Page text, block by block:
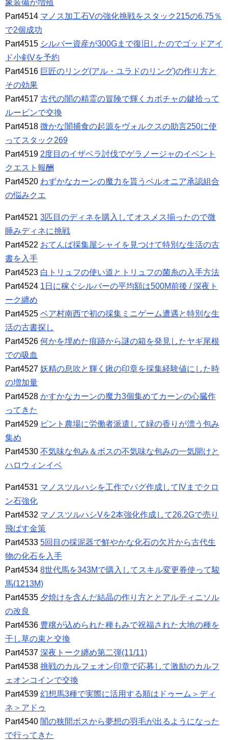
象装備が増殖
Part4514 マノス加工石Vの強化挑戦をスタック215の6.75％
で2個成功
Part4515 シルバー資産が300Gまで復旧したのでゴッドアイ
ド小剣Vを予約
Part4516 巨匠のリング(アル・ユラドのリング)の作り方と
その効果
Part4517 古代の闇の精霊の冒険で輝くカボチャの鍵拾って
ルービンで交換
Part4518 微かな闇捕食の起源をヴォルクスの助言250に使
ってスタック269
Part4519 2度目のイザベラ討伐でゲラノージャのイベント
クエスト報酬
Part4520 わずかなカーンの魔力を貰うベルオニア承認組合
の悩みクエ
Part4521 3匹目のディネを購入してオスメス揃ったので微
睡みディネに挑戦
Part4522 おてんば採集屋シャイを見つけて特別な生活の古
書を入手
Part4523 白トリュフの使い道とトリュフの菌糸の入手方法
Part4524 1日に稼ぐシルバーの平均額は500M前後 / 深夜ト
ーク纏め
Part4525 ベア村南西で初の採集ミニゲーム遭遇と特別な生
活の古書探し
Part4526 何かを埋めた痕跡から謎の箱を発見したヤギ尾根
での吸血
Part4527 妖精の息吹と輝く鍬の印章を採集経験値にした時
の増加量
Part4528 かすかなカーンの魔力3個集めてカーンの心臓作
ってきた
Part4529 ピント農場に労働者派遣して緑の香りが漂う包み
集め
Part4530 不気味な包み＆ボスの不気味な包みの一気開けと
ハロウィンイベ
Part4531 マノスツルハシを工作でバグ作成してIVまでクロ
ン石強化
Part4532 マノスツルハシVを2本強化作成して26.2Gで売り
飛ばす金策
Part4533 5回目の採泥器で鮮やかな化石の欠片から古代生
物の化石を入手
Part4534 8世代馬を343Mで購入してスキル変更券使って駿
馬(1213M)
Part4535 夕焼けを含んだ結晶の作り方ととアルティニソル
の改良
Part4536 豊穣が込められた種もみで祝福された大地の種を
干し草の束と交換
Part4537 深夜トーク纏め第二弾(11/11)
Part4538 挑戦のカルフェオン印章で応募して激励のカルフ
ェオンコインで交換
Part4539 幻想馬3種で実際に活用する順はドゥーム＞ディ
ネ＞アドゥ
Part4540 闇の狭間ボスから夢想の羽毛が出るようになった
で行ってきた